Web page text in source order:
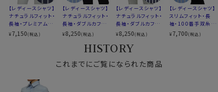
生産国
日本
▼スポット商品につき再入荷はございません。
【レディースシャツ】
ナチュラルフィット・
長袖・プレミアムコ
ットン・ワイドカラ
ー・日本製
¥7,150(税込)
【レディースシャツ】
ナチュラルフィット・
長袖・ダブルカフス・
プレミアムコットン・
ブロード・ワイドカラ
ー・日本製
¥8,250(税込)
【レディースシャツ】
ナチュラルフィット・
長袖・ダブルカフス・
ワイドカラー
¥8,250(税込)
【レディースシャツ】
スリムフィット・長
袖・100番手双糸・
ボタンダウン
¥7,700(税込)
HISTORY
これまでにご覧になられた商品